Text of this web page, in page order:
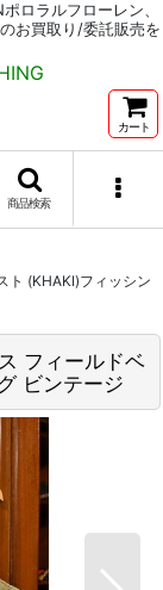
ロラルフローレン、
お買取り/委託販売を
カート
商品検索
ト (KHAKI)フィッシン
フィールドベ
ビンテージ